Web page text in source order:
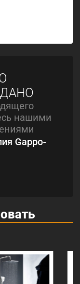
нашими
Gappo-